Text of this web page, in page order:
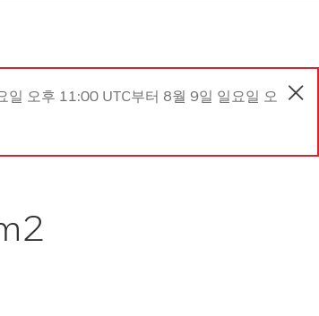
일 오후 11:00 UTC부터 8월 9일 일요일 오